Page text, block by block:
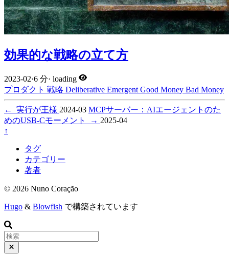
効果的な戦略の立て方
2023-02·6 分· loading
プロダクト 戦略 Deliberative Emergent Good Money Bad Money
← 実行が王様 2024-03 MCPサーバー：AIエージェントのた
めのUSB-Cモーメント
→ 2025-04
↑
タグ
カテゴリー
著者
© 2026 Nuno Coração
Hugo & Blowfish で構築されています